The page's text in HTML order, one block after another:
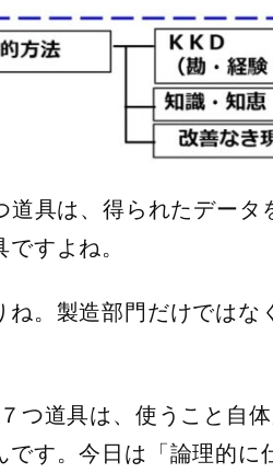
道具は、得られたデー
すよね。
ね。製造部門だけでは
つ道具は、使うこと自
す。今日は「論理的に